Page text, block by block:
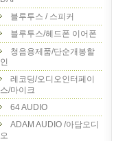
블루투스 / 스피커
블루투스/헤드폰 이어폰
청음용제품/단순개봉할
인
레코딩/오디오인터페이
스/마이크
64 AUDIO
ADAM AUDIO /아담오디
오